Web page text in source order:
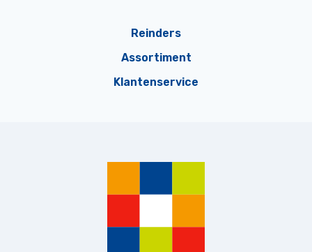
Reinders
Assortiment
Klantenservice